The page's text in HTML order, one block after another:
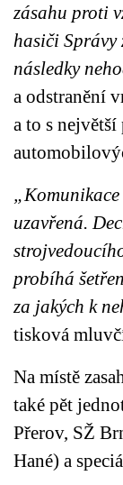
zásahu proti
hasiči
následky
a odstranění
a to s
uzavřená.
probíhá
za jakých k
tisková
Na místě
také pět
Přerov, SŽ
Hané) a